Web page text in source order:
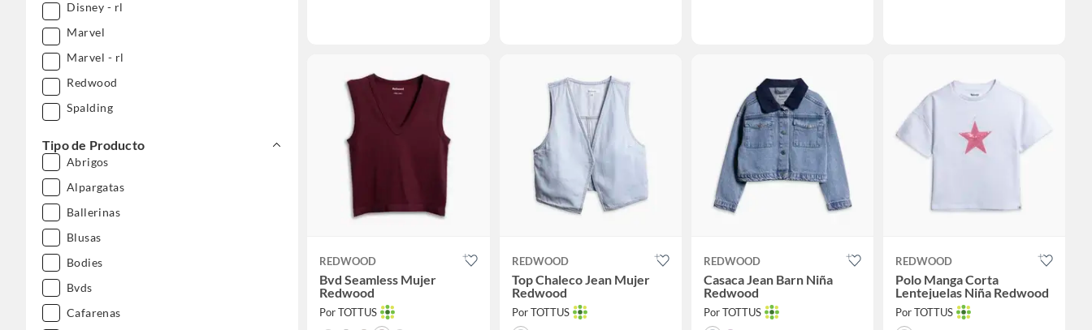
Disney - rl
Marvel
Marvel - rl
Redwood
Spalding
Tipo de Producto
Abrigos
Alpargatas
Ballerinas
Blusas
Bodies
Bvds
Cafarenas
REDWOOD
Bvd Seamless Mujer
Redwood
Por TOTTUS
REDWOOD
Top Chaleco Jean Mujer
Redwood
Por TOTTUS
REDWOOD
Casaca Jean Barn Niña
Redwood
Por TOTTUS
REDWOOD
Polo Manga Corta
Lentejuelas Niña Redwood
Por TOTTUS